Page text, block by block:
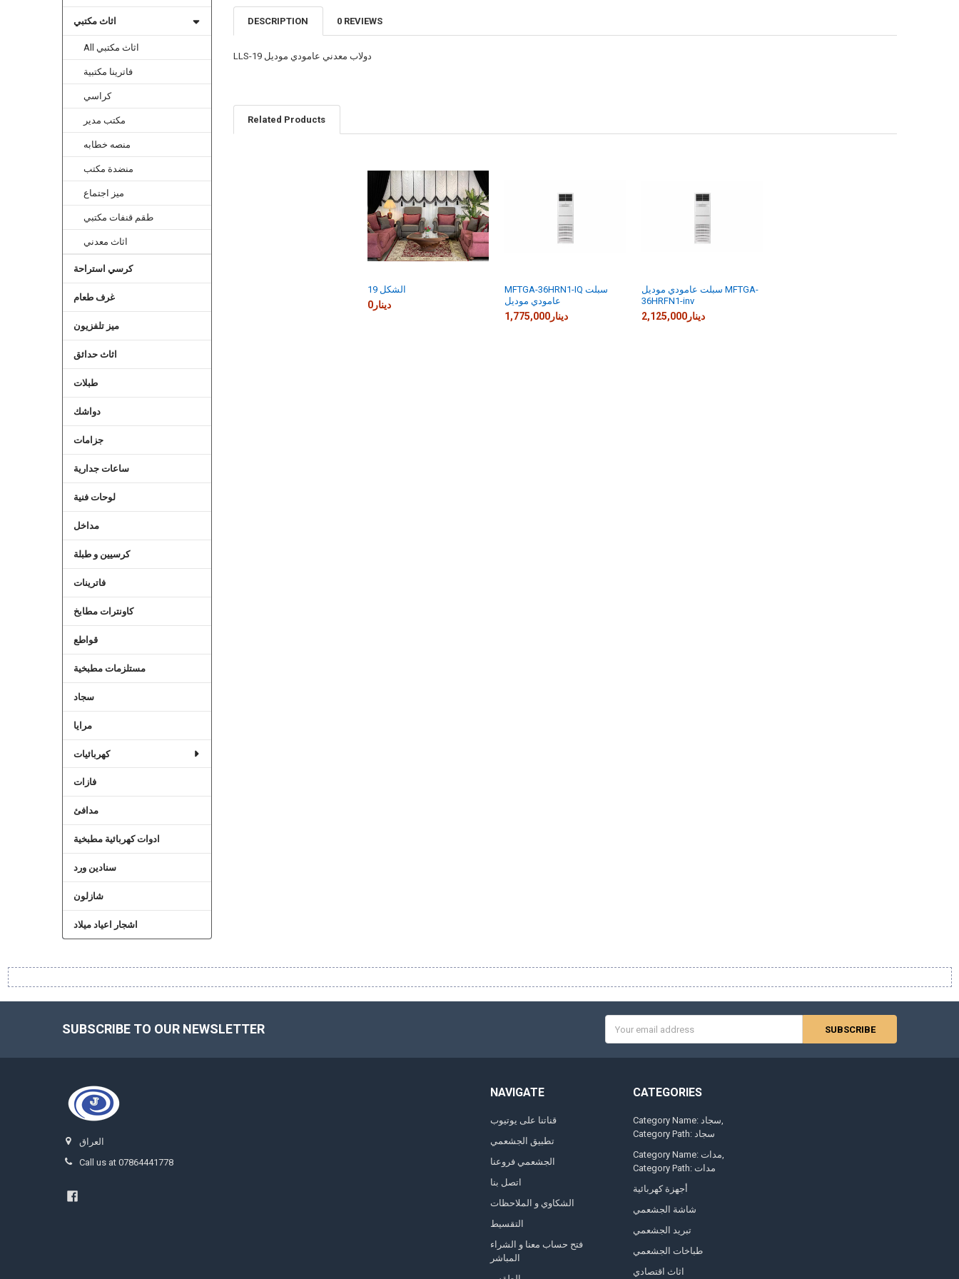
اثاث مكتبي
All اثاث مكتبي
فاترينا مكتبية
كراسي
مكتب مدير
منصه خطابه
منضدة مكتب
ميز اجتماع
طقم قنفات مكتبي
اثاث معدني
كرسي استراحة
غرف طعام
ميز تلفزيون
اثاث حدائق
طبلات
دواشك
جزامات
ساعات جدارية
لوحات فنية
مداخل
كرسيين و طبلة
فاترينات
كاونترات مطابخ
قواطع
مستلزمات مطبخية
سجاد
مرايا
كهربائيات
فازات
مدافئ
ادوات كهربائية مطبخية
سنادين ورد
شازلون
اشجار اعياد ميلاد
DESCRIPTION
0 REVIEWS
LLS-19 دولاب معدني عامودي موديل
Related Products
الشكل 19
0دينار
MFTGA-36HRN1-IQ سبلت
عامودي موديل
1,775,000دينار
سبلت عامودي موديل MFTGA-
36HRFN1-inv
2,125,000دينار
SUBSCRIBE TO OUR NEWSLETTER
Address
العراق
Call us at 07864441778
NAVIGATE
قناتنا على يوتيوب
تطبيق الجشعمي
الجشعمي فروعنا
اتصل بنا
الشكاوي و الملاحظات
التقسيط
فتح حساب معنا و الشراء
المباشر
CATEGORIES
Category Name: سجاد,
Category Path: سجاد
Category Name: مدات,
Category Path: مدات
أجهزة كهربائية
شاشة الجشعمي
تبريد الجشعمي
طباخات الجشعمي
اثاث اقتصادي